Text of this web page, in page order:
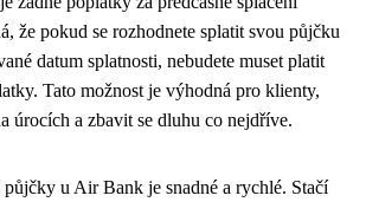
že pokud se rozhodnete splatit svou půjčku
datum splatnosti, nebudete muset platit
Tato možnost je výhodná pro klienty,
úrocích a zbavit se dluhu co nejdříve.
půjčky u Air Bank je snadné a rychlé. Stačí